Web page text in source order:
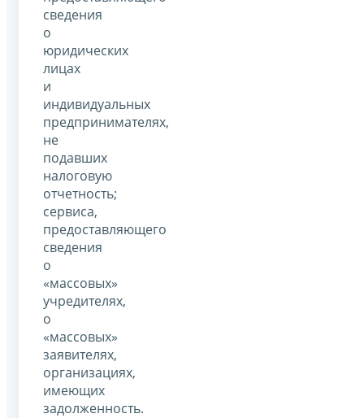
сведения
о
юридических
лицах
и
индивидуальных
предпринимателях,
не
подавших
налоговую
отчетность;
сервиса,
предоставляющего
сведения
о
«массовых»
учредителях,
о
«массовых»
заявителях,
организациях,
имеющих
задолженность.